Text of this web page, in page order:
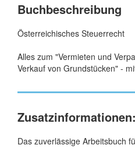
Buchbeschreibung
Österreichisches Steuerrecht
Alles zum "Vermieten und
Verkauf von Grundstücken" -
Zusatzinformationen:
Das zuverlässige Arbeitsbuch